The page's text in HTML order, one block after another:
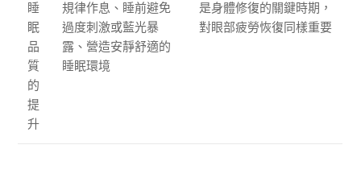
睡
眠
品
質
的
提
升
規律作息、睡前避免
過度刺激或藍光暴
露、營造安靜舒適的
睡眠環境
是身體修復的關鍵時期，
對眼部疲勞恢復同樣重要